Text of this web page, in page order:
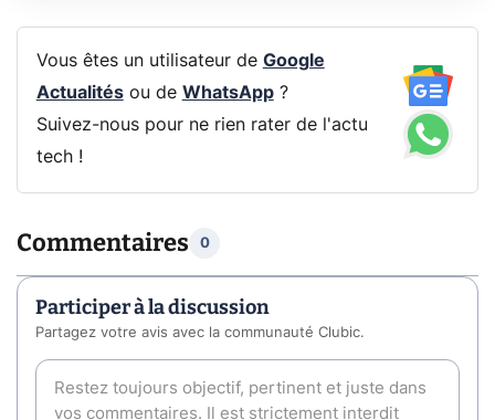
Vous êtes un utilisateur de Google
Actualitésou de WhatsApp?
Suivez-nous pour ne rien rater de l'actu
tech !
Commentaires 0
Participer à la discussion
Partagez votre avis avec la communauté Clubic.